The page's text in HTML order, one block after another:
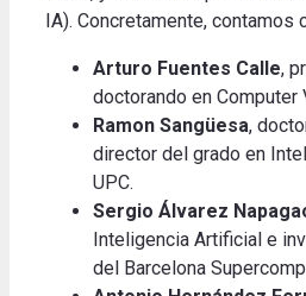
IA). Concretamente, contamos
Arturo Fuentes Calle,
doctorando en Computer
Ramon Sangüesa,
director del grado en
UPC.
Sergio Álvarez
Inteligencia Artificial e
del Barcelona